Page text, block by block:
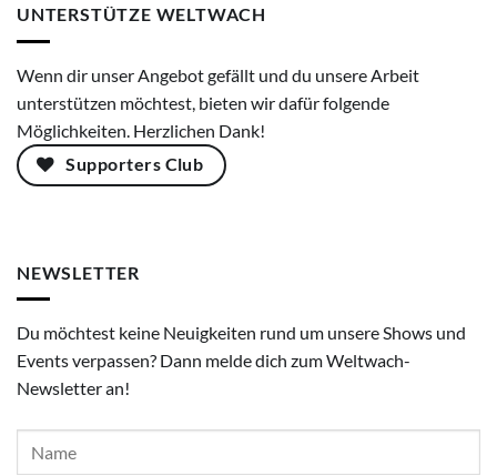
UNTERSTÜTZE WELTWACH
Wenn dir unser Angebot gefällt und du unsere Arbeit
unterstützen möchtest, bieten wir dafür folgende
Möglichkeiten. Herzlichen Dank!
Supporters Club
NEWSLETTER
Du möchtest keine Neuigkeiten rund um unsere Shows und
Events verpassen? Dann melde dich zum Weltwach-
Newsletter an!